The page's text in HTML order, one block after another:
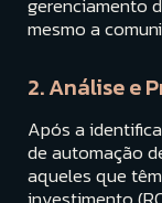
mesmo a
2. Análise e
Após a
de automação
aqueles que